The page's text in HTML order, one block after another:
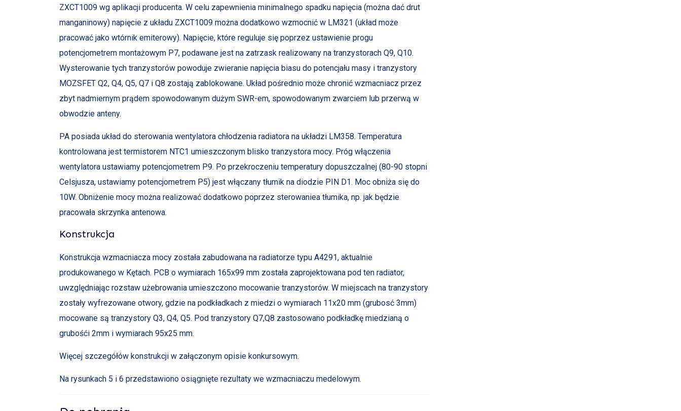
ZXCT1009 wg aplikacji producenta. W celu zapewnienia minimalnego spadku napięcia (można dać drut
manganinowy) napięcie z układu ZXCT1009 można dodatkowo wzmocnić w LM321 (układ może
pracować jako wtórnik emiterowy). Napięcie, które reguluje się poprzez ustawienie progu
potencjometrem montażowym P7, podawane jest na zatrzask realizowany na tranzystorach Q9, Q10.
Wysterowanie tych tranzystorów powoduje zwieranie napięcia biasu do potencjału masy i tranzystory
MOZSFET Q2, Q4, Q5, Q7 i Q8 zostają zablokowane. Układ pośrednio może chronić wzmacniacz przez
zbyt nadmiernym prądem spowodowanym dużym SWR-em, spowodowanym zwarciem lub przerwą w
obwodzie anteny.
PA posiada układ do sterowania wentylatora chłodzenia radiatora na układzi LM358. Temperatura
kontrolowana jest termistorem NTC1 umieszczonym blisko tranzystora mocy. Próg włączenia
wentylatora ustawiamy potencjometrem P9. Po przekroczeniu temperatury dopuszczalnej (80-90 stopni
Celsjusza, ustawiamy potencjometrem P5) jest włączany tłumik na diodzie PIN D1. Moc obniża się do
10W. Obniżenie mocy można realizować dodatkowo poprzez sterowaniea tłumika, np. jak będzie
pracowała skrzynka antenowa.
Konstrukcja
Konstrukcja wzmacniacza mocy została zabudowana na radiatorze typu A4291, aktualnie
produkowanego w Kętach. PCB o wymiarach 165x99 mm została zaprojektowana pod ten radiator,
uwzględniając rozstaw użebrowania umieszczono mocowanie tranzystorów. W miejscach na tranzystory
zostały wyfrezowane otwory, gdzie na podkładkach z miedzi o wymiarach 11x20 mm (grubosć 3mm)
mocowane są tranzystory Q3, Q4, Q5. Pod tranzystory Q7,Q8 zastosowano podkładkę miedzianą o
grubośći 2mm i wymiarach 95x25 mm.
Więcej szczegółów konstrukcji w załączonym opisie konkursowym.
Na rysunkach 5 i 6 przedstawiono osiągnięte rezultaty we wzmacniaczu medelowym.